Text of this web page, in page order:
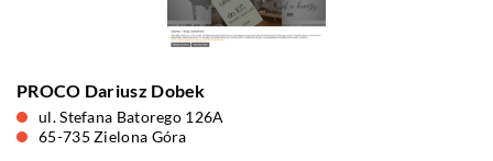
PROCO Dariusz Dobek
ul. Stefana Batorego 126A
65-735 Zielona Góra